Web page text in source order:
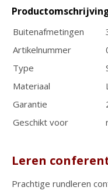
Leren Vintage
Pasjeshouder RFID
€34,95
Buitenafmetingen
Artikelnummer
Type
Materiaal
Garantie
Geschikt voor
Leren
Prachtige rundleren